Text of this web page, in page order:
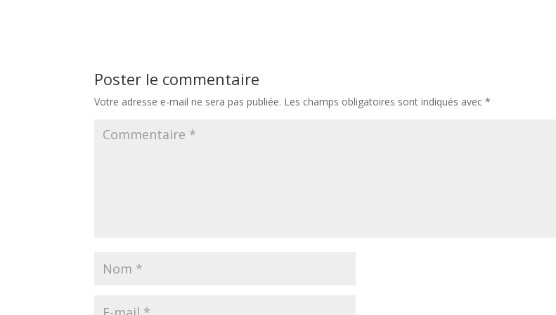
Poster le commentaire
Votre adresse e-mail ne sera pas publiée. Les champs obligatoires sont indiqués avec*